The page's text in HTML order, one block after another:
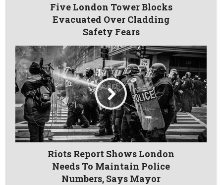
Five London Tower Blocks
Evacuated Over Cladding
Safety Fears
Riots Report Shows London
Needs To Maintain Police
Numbers, Says Mayor